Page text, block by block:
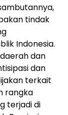
tindak
Indonesia.
dan
dan
terkait
rangka
terjadi di